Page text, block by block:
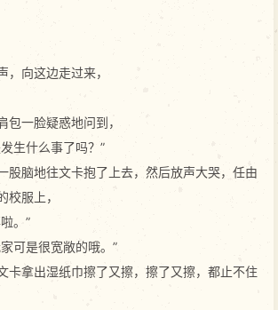
，向这边走过来，
包一脸疑惑地问到，
生什么事了吗？”
股脑地往文卡抱了上去，然后放声大哭，任由
校服上，
。”
可是很宽敞的哦。”
卡拿出湿纸巾擦了又擦，擦了又擦，都止不住